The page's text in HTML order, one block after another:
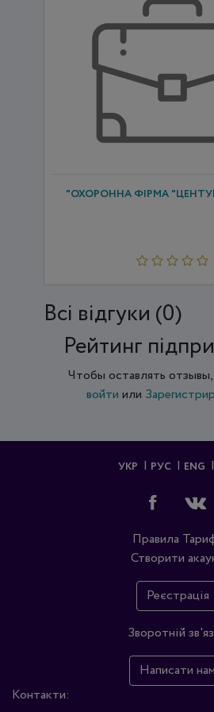
"ОХОРОННА ФІРМА
Всi відгуки (0)
Рейтинг
Чтобы оставлять
войти или
УКР РУС ENG
Правила
Створити
Реєстрація
Зворотній
Написати нам
Контакти: